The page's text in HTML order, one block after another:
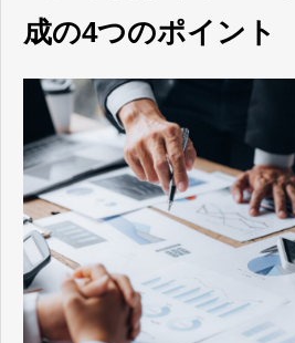
成の4つのポイント